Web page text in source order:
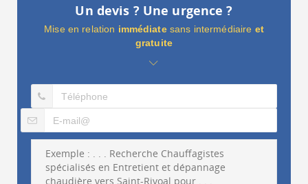
Un devis ? Une urgence ?
Mise en relation immédiatesans intermédiaire et
gratuite